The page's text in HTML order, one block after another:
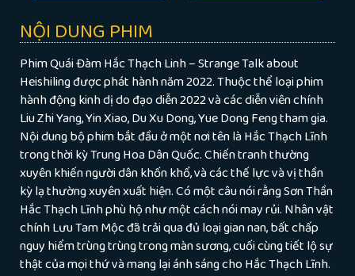
NỘI DUNG PHIM
Phim Quái Đàm Hắc Thạch Linh – Strange Talk about
Heishiling được phát hành năm 2022. Thuộc thể loại phim
hành động kinh dị do đạo diễn 2022 và các diễn viên chính
Liu Zhi Yang, Yin Xiao, Du Xu Dong, Yue Dong Feng tham gia.
Nội dung bộ phim bắt đầu ở một nơi tên là Hắc Thạch Lĩnh
trong thời kỳ Trung Hoa Dân Quốc. Chiến tranh thường
xuyên khiến người dân khốn khổ, và các thế lực và vị thần
kỳ lạ thường xuyên xuất hiện. Có một câu nói rằng Sơn Thần
Hắc Thạch Lĩnh phù hộ như một cách nói may rủi. Nhân vật
chính Lưu Tam Mộc đã trải qua đủ loại gian nan, bất chấp
nguy hiểm trùng trùng trong màn sương, cuối cùng tiết lộ sự
thật của mọi thứ và mang lại ánh sáng cho Hắc Thạch Lĩnh.